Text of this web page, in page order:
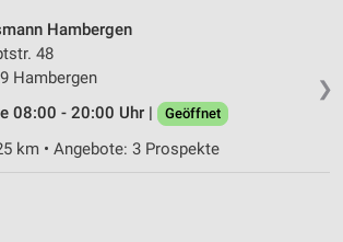
❯
Hambergen
48
Hambergen
08:00 - 20:00 Uhr |
Geöffnet
km • Angebote: 3 Prospekte